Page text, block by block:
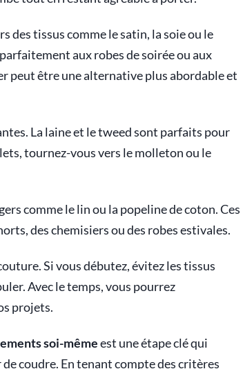
des tissus comme le satin, la soie ou le
aux robes de soirée ou aux
peut être une alternative plus abordable et
La laine et le tweed sont parfaits pour
tournez-vous vers le molleton ou le
comme le lin ou la popeline de coton. Ces
des chemisiers ou des robes estivales.
Si vous débutez, évitez les tissus
Avec le temps, vous pourrez
projets.
soi-mêmeest une étape clé qui
coudre. En tenant compte des critères